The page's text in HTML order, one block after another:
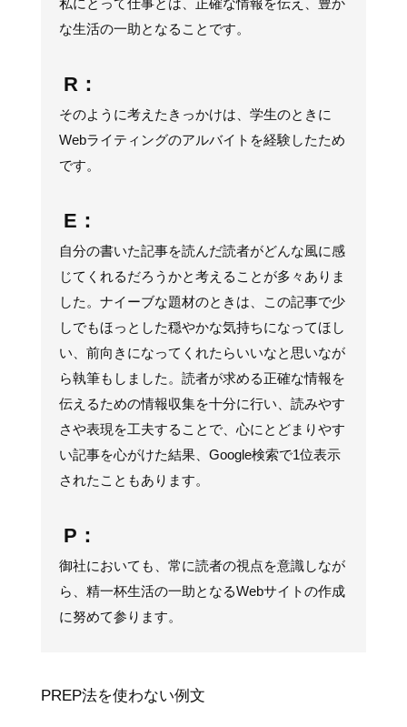
私にとって仕事とは、正確な情報を伝え、豊か
な生活の一助となることです。
R：
そのように考えたきっかけは、学生のときに
Webライティングのアルバイトを経験したため
です。
E：
自分の書いた記事を読んだ読者がどんな風に感
じてくれるだろうかと考えることが多々ありま
した。ナイーブな題材のときは、この記事で少
しでもほっとした穏やかな気持ちになってほし
い、前向きになってくれたらいいなと思いなが
ら執筆もしました。読者が求める正確な情報を
伝えるための情報収集を十分に行い、読みやす
さや表現を工夫することで、心にとどまりやす
い記事を心がけた結果、Google検索で1位表示
されたこともあります。
P：
御社においても、常に読者の視点を意識しなが
ら、精一杯生活の一助となるWebサイトの作成
に努めて参ります。
PREP法を使わない例文